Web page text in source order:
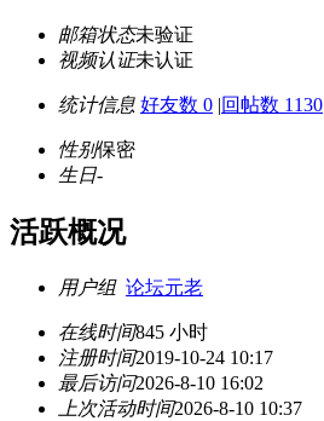
邮箱状态未验证
视频认证未认证
统计信息 好友数 0 |回帖数 1130
性别保密
生日-
活跃概况
用户组 论坛元老
在线时间845 小时
注册时间2019-10-24 10:17
最后访问2026-8-10 16:02
上次活动时间2026-8-10 10:37